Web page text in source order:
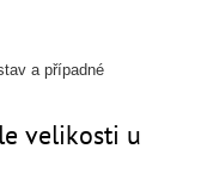
a případné
velikosti u